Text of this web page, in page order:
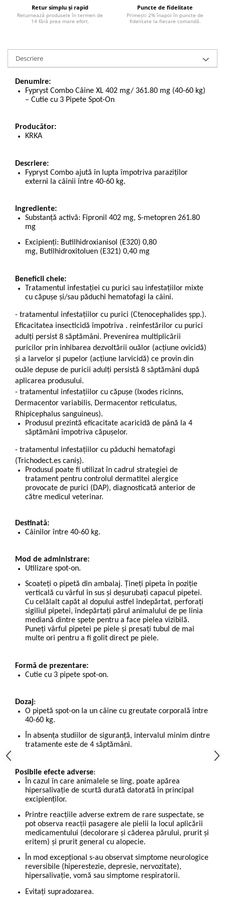
Retur simplu și rapid
Returnează produsele în termen de
14 fără prea mare efort.
Puncte de fidelitate
Primești 2% înapoi în puncte de
fidelitate la fiecare comandă.
Descriere
Denumire:
Fypryst Combo Câine XL 402 mg/ 361.80 mg (40-60 kg)
– Cutie cu 3 Pipete Spot-On
Producător:
KRKA
Descriere:
Fypryst Combo ajută în lupta împotriva paraziților
externi la câinii între 40-60 kg.
Ingrediente:
Substanță activă: Fipronil 402 mg, S-metopren 261.80
mg
Excipienți: Butilhidroxianisol (E320) 0,80
mg, Butilhidroxitoluen (E321) 0,40 mg
Beneficii cheie:
Tratamentul infestației cu purici sau infestațiilor mixte
cu căpușe și/sau păduchi hematofagi la câini.
- tratamentul infestațiilor cu purici (Ctenocephalides șpp.).
Eficacitatea insecticidă împotriva . reinfestărilor cu purici
adulți persist 8 săptămâni. Prevenirea multiplicării
puricilor prin inhibarea dezvoltării ouălor (acțiune ovicidă)
și a larvelor și pupelor (acțiune larvicidă) ce provin din
ouăle depuse de puricii adulți persistă 8 săptămâni după
aplicarea produsului.
- tratamentul infestațiilor cu căpușe (Ixodes ricinns,
Dermacentor variabilis, Dermacentor reticulatus,
Rhipicephalus sanguineus).
Produsul prezintă eficacitate acaricidă de până la 4
săptămâni împotriva căpușelor.
- tratamentul infestațiilor cu păduchi hematofagi
(Trichodect.es caniș).
Produsul poate fi utilizat în cadrul strategiei de
tratament pentru controlul dermatitei alergice
provocate de purici (DAP), diagnosticată anterior de
către medicul veterinar.
Destinată:
Câinilor între 40-60 kg.
Mod de administrare:
Utilizare spot-on.
Scoateți o pipetă din ambalaj. Țineți pipeta în poziție
verticală cu vârful în sus și deșurubați capacul pipetei.
Cu celălalt capăt al dopului astfel îndepărtat, perforați
sigiliul pipetei, îndepărtați părul animalului de pe linia
mediană dintre spete pentru a face pielea vizibilă.
Puneți vârful pipetei pe piele și presați tubul de mai
multe ori pentru a fi golit direct pe piele.
Formă de prezentare:
Cutie cu 3 pipete spot-on.
Dozaj:
O pipetă spot-on la un câine cu greutate corporală între
40-60 kg.
În absenţa studiilor de siguranţă, intervalul minim dintre
tratamente este de 4 săptămâni.
Posibile efecte adverse:
În cazul în care animalele se ling, poate apărea
hipersalivație de scurtă durată datorată în principal
excipienților.
Printre reacțiile adverse extrem de rare suspectate, se
pot observa reacții pasagere ale pielii la locul aplicării
medicamentului (decolorare și căderea părului, prurit și
eritem) și prurit general cu alopecie.
În mod excepțional s-au observat simptome neurologice
reversibile (hiperestezie, depresie, nervozitate),
hipersalivație, vomă sau simptome respiratorii.
Evitați supradozarea.